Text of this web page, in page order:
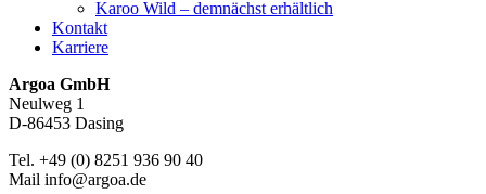
Karoo Wild – demnächst erhältlich
Kontakt
Karriere
Argoa GmbH
Neulweg 1
D-86453 Dasing
Tel. +49 (0) 8251 936 90 40
Mail info@argoa.de